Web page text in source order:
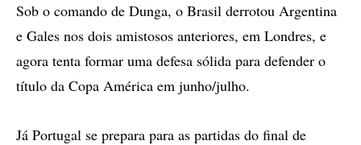
Sob o comando de Dunga, o Brasil derrotou Argentina
e Gales nos dois amistosos anteriores, em Londres, e
agora tenta formar uma defesa sólida para defender o
título da Copa América em junho/julho.
Já Portugal se prepara para as partidas do final de